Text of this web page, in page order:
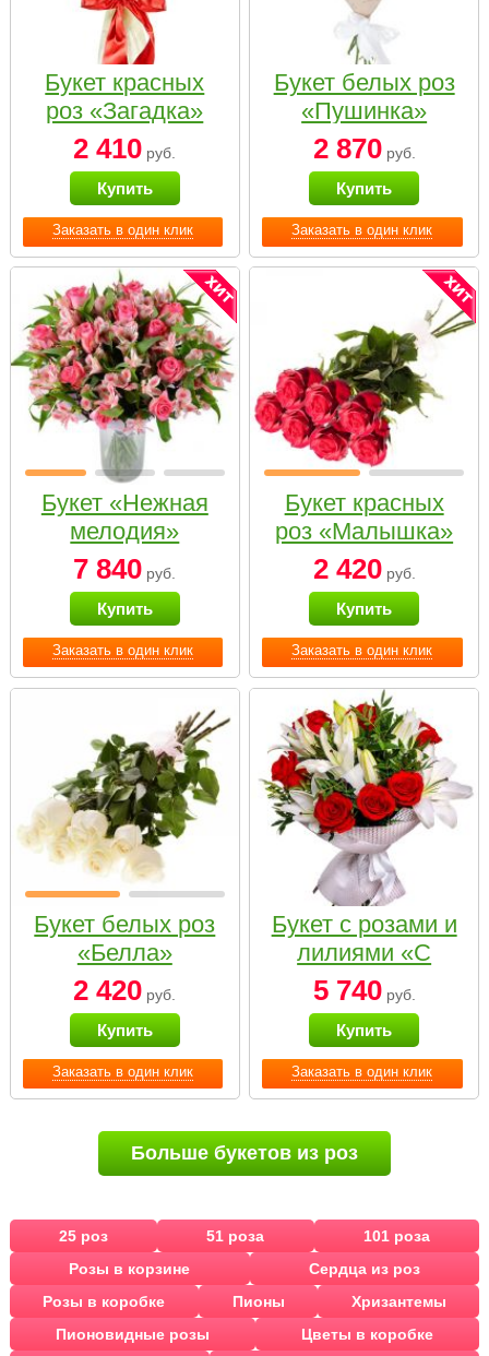
Заказать в один клик
Букет красных
роз «Загадка»
2 410 руб.
Купить
Заказать в один клик
Букет белых роз
«Пушинка»
2 870руб.
Купить
Заказать в один клик
Букет «Нежная
мелодия»
7 840 руб.
Купить
Заказать в один клик
Букет красных
роз «Малышка»
2 420руб.
Купить
Заказать в один клик
Букет белых роз
«Белла»
2 420 руб.
Купить
Заказать в один клик
Букет с розами и
лилиями «С
наилучшими
пожеланиями»
5 740руб.
Купить
Больше букетов из роз
25 роз 51 роза
101 роза
Розы в корзине
Сердца из роз
Розы в коробке
Пионы
Хризантемы
Пионовидные розы
Цветы в коробке